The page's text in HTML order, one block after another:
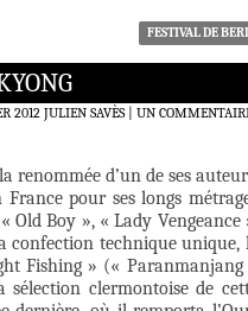
FESTIVAL DE
2012 JULIEN SAVÈS UN
renommée d’un de ses
pour ses longs
Old Boy », « Lady Vengeance
confection technique unique,
Fishing » (« Paranmanjang
clermontoise de